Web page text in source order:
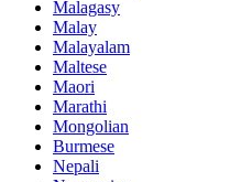
Malagasy
Malay
Malayalam
Maltese
Maori
Marathi
Mongolian
Burmese
Nepali